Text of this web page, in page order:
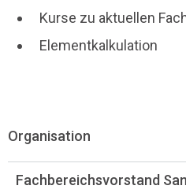
Kurse zu aktuellen
Elementkalkulation
Organisation
Fachbereichsvorstand